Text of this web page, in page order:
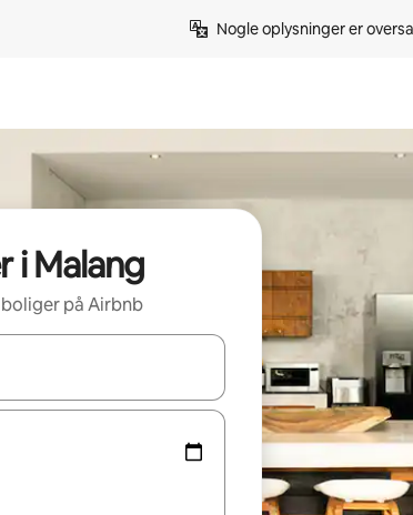
Nogle oplysninger er
i Malang
på Airbnb
skal du navigere med piletasterne op og ned